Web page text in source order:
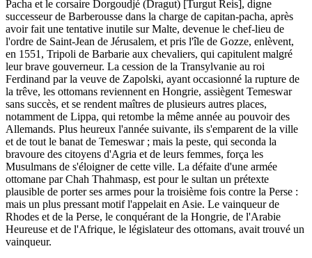
Pacha et le corsaire Dorgoudjé (Dragut) [Turgut Reis], digne
successeur de Barberousse dans la charge de capitan-pacha, après
avoir fait une tentative inutile sur Malte, devenue le chef-lieu de
l'ordre de Saint-Jean de Jérusalem, et pris l'île de Gozze, enlèvent,
en 1551, Tripoli de Barbarie aux chevaliers, qui capitulent malgré
leur brave gouverneur. La cession de la Transylvanie au roi
Ferdinand par la veuve de Zapolski, ayant occasionné la rupture de
la trêve, les ottomans reviennent en Hongrie, assiègent Temeswar
sans succès, et se rendent maîtres de plusieurs autres places,
notamment de Lippa, qui retombe la même année au pouvoir des
Allemands. Plus heureux l'année suivante, ils s'emparent de la ville
et de tout le banat de Temeswar ; mais la peste, qui seconda la
bravoure des citoyens d'Agria et de leurs femmes, força les
Musulmans de s'éloigner de cette ville. La défaite d'une armée
ottomane par Chah Thahmasp, est pour le sultan un prétexte
plausible de porter ses armes pour la troisième fois contre la Perse :
mais un plus pressant motif l'appelait en Asie. Le vainqueur de
Rhodes et de la Perse, le conquérant de la Hongrie, de l'Arabie
Heureuse et de l'Afrique, le législateur des ottomans, avait trouvé un
vainqueur.